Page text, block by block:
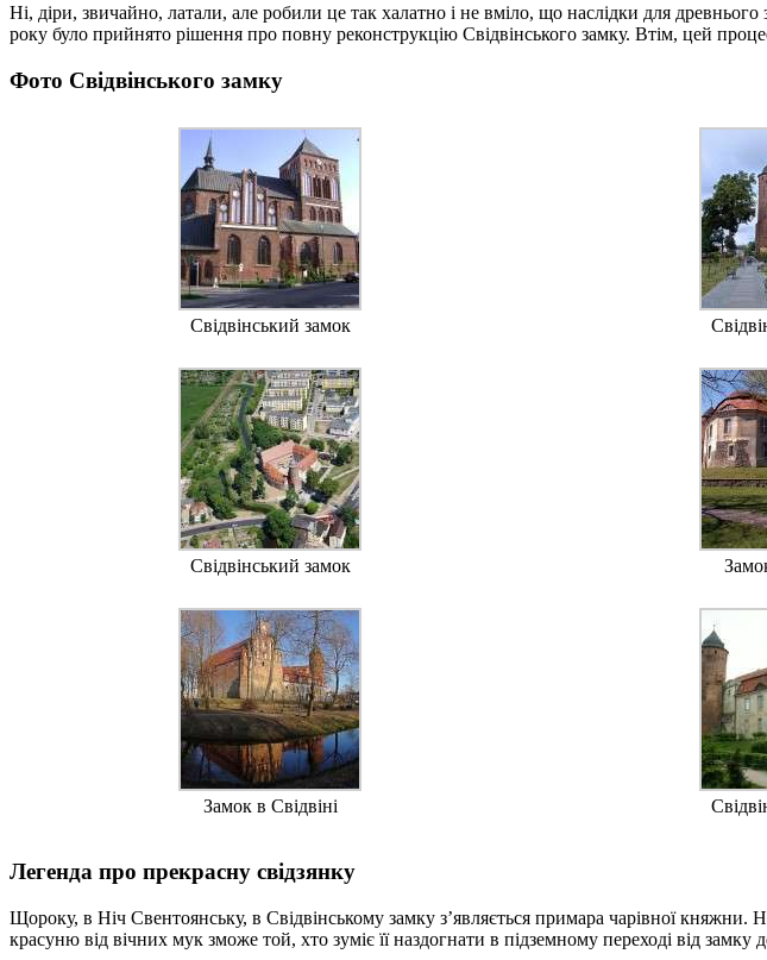
Ні, діри, звичайно, латали, але робили це так халатно і не вміло, що наслідки для
року було прийнято рішення про повну реконструкцію Свідвінського замку. Втім, цей
Фото Свідвінського замку
Свідвінський замок
Свідвінський замок
Замок в Свідвіні
Легенда про прекрасну свідзянку
Щороку, в Ніч Свентоянську, в Свідвінському замку з’являється примара чарівної княжни.
красуню від вічних мук зможе той, хто зуміє її наздогнати в підземному переході від